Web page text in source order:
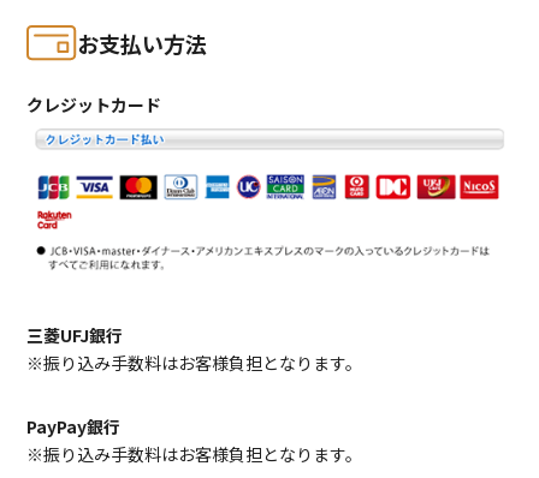
お支払い方法
クレジットカード
三菱UFJ銀行
※振り込み手数料はお客様負担となります。
PayPay銀行
※振り込み手数料はお客様負担となります。